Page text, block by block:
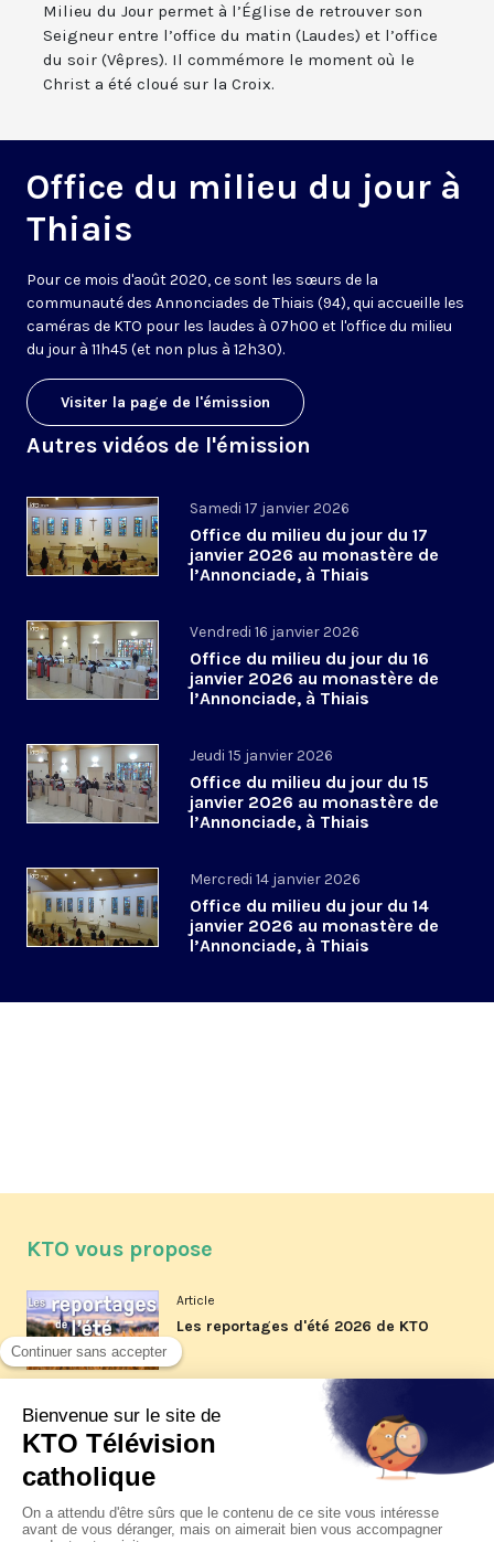
Milieu du Jour permet à l’Église de retrouver son
Seigneur entre l’office du matin (Laudes) et l’office
du soir (Vêpres). Il commémore le moment où le
Christ a été cloué sur la Croix.
Office du milieu du jour à
Thiais
Pour ce mois d'août 2020, ce sont les sœurs de la
communauté des Annonciades de Thiais (94), qui accueille les
caméras de KTO pour les laudes à 07h00 et l'office du milieu
du jour à 11h45 (et non plus à 12h30).
Visiter la page de l'émission
Autres vidéos de l'émission
Samedi 17 janvier 2026
Office du milieu du jour du 17
janvier 2026 au monastère de
l’Annonciade, à Thiais
Vendredi 16 janvier 2026
Office du milieu du jour du 16
janvier 2026 au monastère de
l’Annonciade, à Thiais
Jeudi 15 janvier 2026
Office du milieu du jour du 15
janvier 2026 au monastère de
l’Annonciade, à Thiais
Mercredi 14 janvier 2026
Office du milieu du jour du 14
janvier 2026 au monastère de
l’Annonciade, à Thiais
KTO vous propose
Article
Les reportages d'été 2026 de KTO
La visite pastorale du pape Léon
XIV à Assise à suivre sur KTO le
jeudi 6 août
Article
Le pape en Uruguay, Argentine et